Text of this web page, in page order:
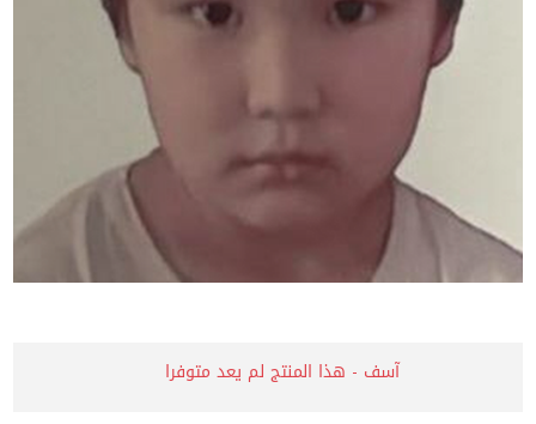
آسف - هذا المنتج لم يعد متوفرا